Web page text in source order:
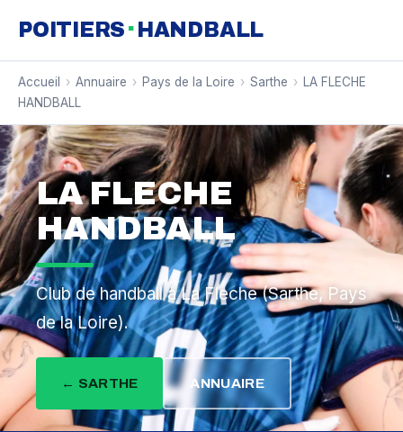
POITIERS · HANDBALL
Accueil › Annuaire › Pays de la Loire › Sarthe › LA FLECHE
HANDBALL
LA FLECHE
HANDBALL
Club de handball à La Fleche (Sarthe, Pays
de la Loire).
← SARTHE ANNUAIRE